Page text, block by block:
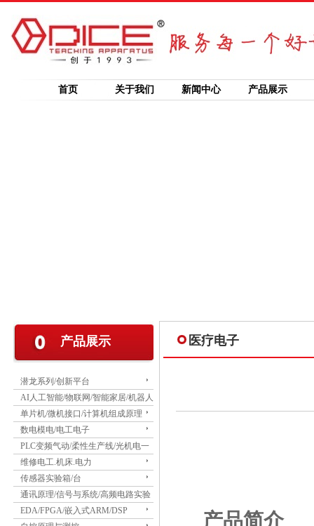
首页 关于我们 新闻中心 产品展示
产品展示
潜龙系列/创新平台
AI人工智能/物联网/智能家居/机器人
单片机/微机接口/计算机组成原理
数电模电/电工电子
PLC变频气动/柔性生产线/光机电一
体
维修电工.机床.电力
传感器实验箱/台
通讯原理/信号与系统/高频电路实验
箱
EDA/FPGA/嵌入式ARM/DSP
医疗电子
产品简介